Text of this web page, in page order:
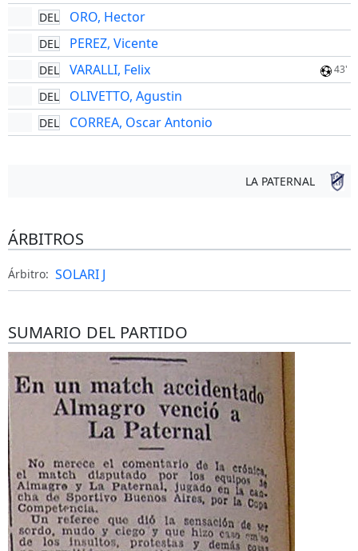
DEL ORO, Hector
DEL PEREZ, Vicente
DEL VARALLI, Felix 43'
DEL OLIVETTO, Agustin
DEL CORREA, Oscar Antonio
LA PATERNAL
ÁRBITROS
Árbitro: SOLARI J
SUMARIO DEL PARTIDO